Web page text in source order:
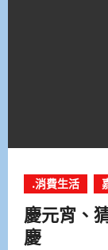
.消費生活
慶元宵、
慶